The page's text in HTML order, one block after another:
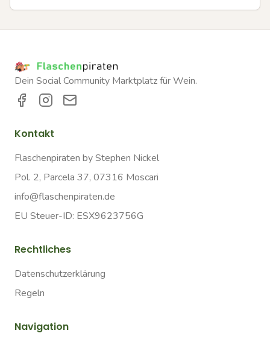
Dein Social Community Marktplatz für Wein.
Kontakt
Flaschenpiraten by Stephen Nickel
Pol. 2, Parcela 37, 07316 Moscari
info@flaschenpiraten.de
EU Steuer-ID: ESX9623756G
Rechtliches
Datenschutzerklärung
Regeln
Navigation